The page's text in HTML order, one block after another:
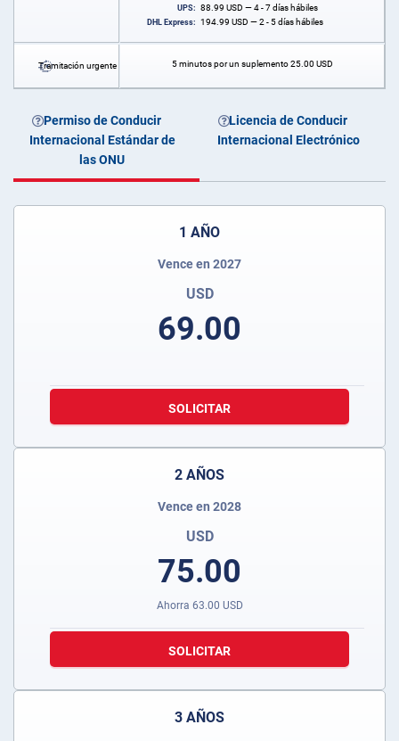
UPS: 88.99 USD — 4 - 7 días hábiles
DHL Express: 194.99 USD — 2 - 5 días hábiles
Tramitación urgente 5 minutos por un suplemento25.00 USD
Permiso de Conducir
Internacional Estándar de
las ONU
Licencia de Conducir
Internacional Electrónico
1 AÑO
Vence en 2027
USD
69.00
SOLICITAR
2 AÑOS
Vence en 2028
USD
75.00
Ahorra 63.00 USD
SOLICITAR
3 AÑOS